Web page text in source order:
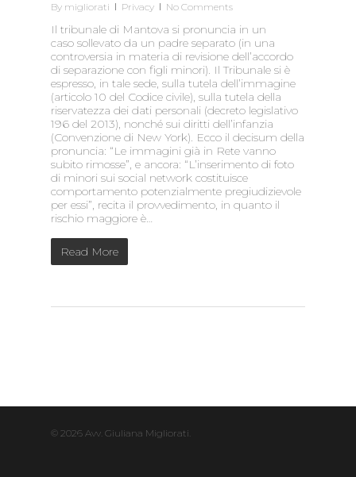
By migliorati Privacy No Comments
Il tribunale di Mantova si pronuncia in un
caso sollevato da un padre separato (in una
controversia in materia di revisione dell’accordo
di separazione con figli minori). Il Tribunale si è
espresso, in tale sede, sulla tutela dell’immagine
(articolo 10 del Codice civile), sulla tutela della
riservatezza dei dati personali (decreto legislativo
196 del 2013), nonché sui diritti dell’infanzia
(Convenzione di New York). Ecco il decisum della
pronuncia: “Le immagini già in Rete vanno
subito rimosse”, e ancora: “L’inserimento di foto
di minori sui social network costituisce
comportamento potenzialmente pregiudizievole
per essi”, recita il provvedimento, in quanto il
rischio maggiore è…
Read More
© 2026 Avv. Giuliana Migliorati.